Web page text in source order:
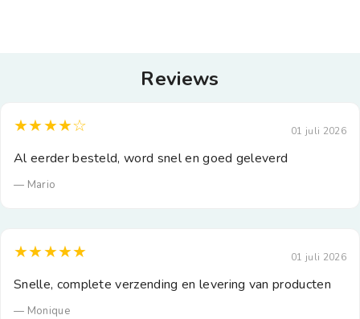
Reviews
★★★★☆ 01 juli 2026
Al eerder besteld, word snel en goed geleverd
— Mario
★★★★★ 01 juli 2026
Snelle, complete verzending en levering van producten
— Monique